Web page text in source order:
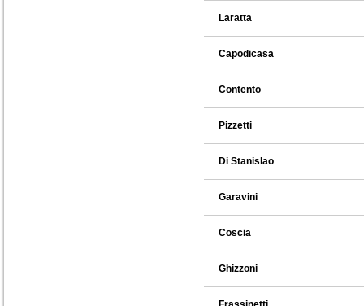
Laratta
Capodicasa
Contento
Pizzetti
Di Stanislao
Garavini
Coscia
Ghizzoni